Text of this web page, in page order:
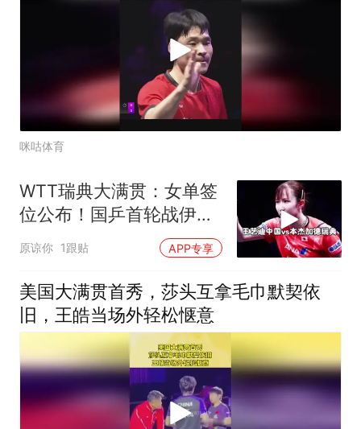
咪咕体育
WTT瑞典大满贯：女单签
位公布！国乒首轮战伊
藤，王曼昱对手出炉
原谅你 1跟贴 APP专享
美国大满贯首秀，莎头互拿毛巾默契依
旧，王皓当场外轻松惬意